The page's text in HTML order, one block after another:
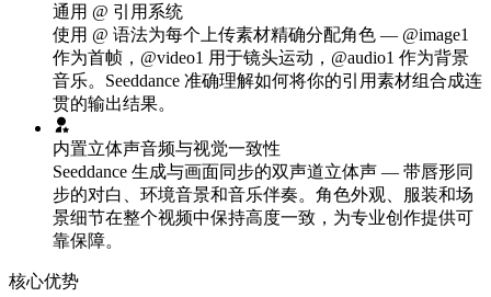
通用 @ 引用系统
使用 @ 语法为每个上传素材精确分配角色 — @image1
作为首帧，@video1 用于镜头运动，@audio1 作为背景
音乐。Seeddance 准确理解如何将你的引用素材组合成连
贯的输出结果。
内置立体声音频与视觉一致性
Seeddance 生成与画面同步的双声道立体声 — 带唇形同
步的对白、环境音景和音乐伴奏。角色外观、服装和场
景细节在整个视频中保持高度一致，为专业创作提供可
靠保障。
核心优势